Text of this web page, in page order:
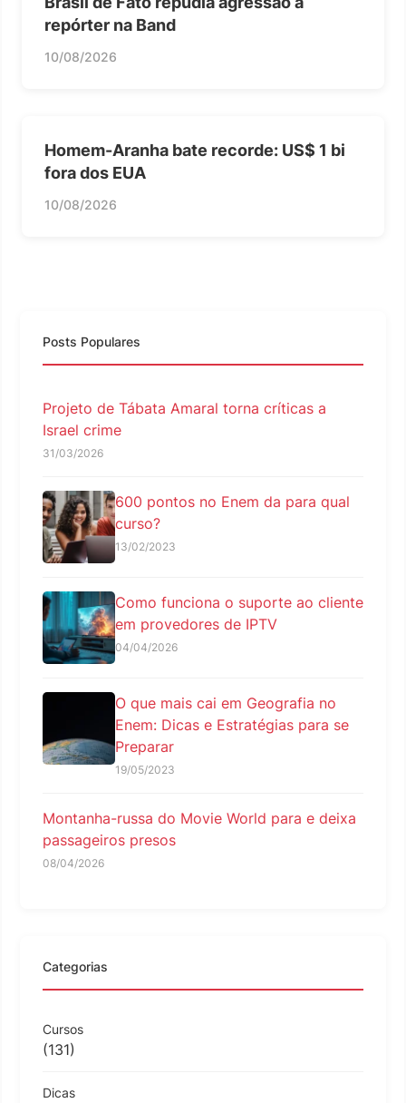
repórter na Band
10/08/2026
Homem-Aranha bate recorde: US$ 1 bi
fora dos EUA
10/08/2026
Posts Populares
Projeto de Tábata Amaral torna críticas a
Israel crime
31/03/2026
600 pontos no Enem da para qual
curso?
13/02/2023
Como funciona o suporte ao cliente
em provedores de IPTV
04/04/2026
O que mais cai em Geografia no
Enem: Dicas e Estratégias para se
Preparar
19/05/2023
Montanha-russa do Movie World para e deixa
passageiros presos
08/04/2026
Categorias
Cursos
(131)
Dicas